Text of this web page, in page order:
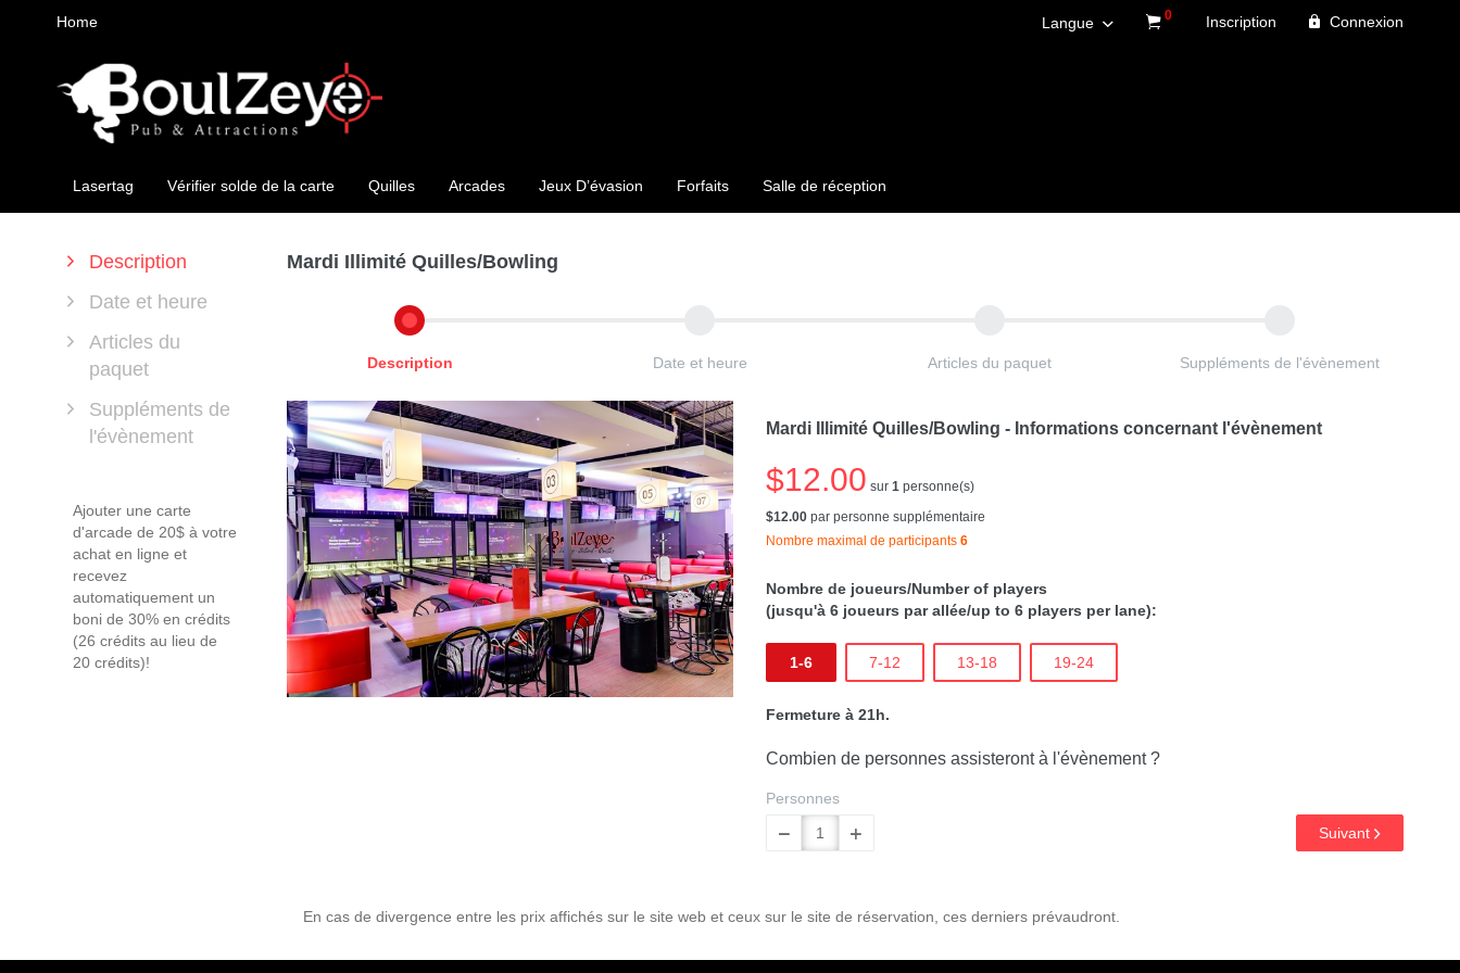
Home Langue 0 Inscription Connexion
Lasertag Vérifier solde de la carte Quilles Arcades Jeux D’évasion Forfaits Salle de réception
Description
Date et heure
Articles du
paquet
Suppléments de
l'évènement
Ajouter une carte
d'arcade de 20$ à votre
achat en ligne et
recevez
automatiquement un
boni de 30% en crédits
(26 crédits au lieu de
20 crédits)!
Mardi Illimité Quilles/Bowling
Description Date et heure Articles du paquet Suppléments de l'évènement
Mardi Illimité Quilles/Bowling - Informations concernant l'évènement
$12.00 sur 1 personne(s)
$12.00par personne supplémentaire
Nombre maximal de participants 6
Nombre de joueurs/Number of players
(jusqu'à 6 joueurs par allée/up to 6 players per lane):
1-6 7-12 13-18 19-24
Fermeture à 21h.
Combien de personnes assisteront à l'évènement ?
Personnes
Suivant
En cas de divergence entre les prix affichés sur le site web et ceux sur le site de réservation, ces derniers prévaudront.